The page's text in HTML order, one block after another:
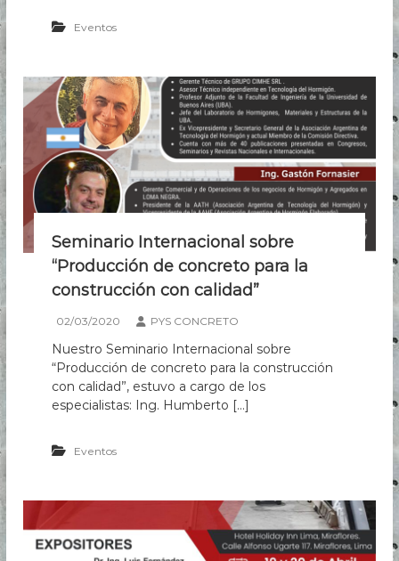
S
n
a
r
i
o
I
n
e
n
a
i
n
a
o
b
“
t
r
Eventos
Seminario Internacional sobre
“Producción de concreto para la
construcción con calidad”
02/03/2020 PYS CONCRETO
Nuestro Seminario Internacional sobre
“Producción de concreto para la construcción
con calidad”, estuvo a cargo de los
especialistas: Ing. Humberto […]
Eventos